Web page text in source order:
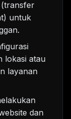
untuk
lokasi atau
layanan
dan